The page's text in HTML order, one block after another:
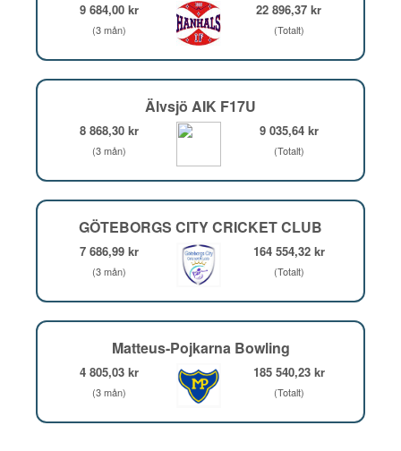
9 684,00 kr
(3 mån)
22 896,37 kr
(Totalt)
Älvsjö AIK F17U
8 868,30 kr
(3 mån)
9 035,64 kr
(Totalt)
GÖTEBORGS CITY CRICKET CLUB
7 686,99 kr
(3 mån)
164 554,32 kr
(Totalt)
Matteus-Pojkarna Bowling
4 805,03 kr
(3 mån)
185 540,23 kr
(Totalt)